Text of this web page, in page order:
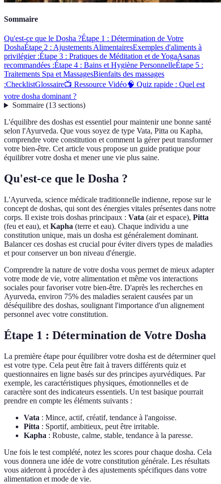
Sommaire
Qu'est-ce que le Dosha ?Étape 1 : Détermination de Votre
DoshaÉtape 2 : Ajustements AlimentairesExemples d'aliments à
privilégier :Étape 3 : Pratiques de Méditation et de YogaAsanas
recommandées :Étape 4 : Bains et Hygiène PersonnelleÉtape 5 :
Traitements Spa et MassagesBienfaits des massages
:ChecklistGlossaire📺 Ressource Vidéo🧠 Quiz rapide : Quel est
votre dosha dominant ?
Sommaire(13 sections)
L'équilibre des doshas est essentiel pour maintenir une bonne santé
selon l'Ayurveda. Que vous soyez de type Vata, Pitta ou Kapha,
comprendre votre constitution et comment la gérer peut transformer
votre bien-être. Cet article vous propose un guide pratique pour
équilibrer votre dosha et mener une vie plus saine.
Qu'est-ce que le Dosha ?
L'Ayurveda, science médicale traditionnelle indienne, repose sur le
concept de doshas, qui sont des énergies vitales présentes dans notre
corps. Il existe trois doshas principaux : Vata (air et espace), Pitta
(feu et eau), et Kapha (terre et eau). Chaque individu a une
constitution unique, mais un dosha est généralement dominant.
Balancer ces doshas est crucial pour éviter divers types de maladies
et pour conserver un bon niveau d'énergie.
Comprendre la nature de votre dosha vous permet de mieux adapter
votre mode de vie, votre alimentation et même vos interactions
sociales pour favoriser votre bien-être. D'après les recherches en
Ayurveda, environ 75% des maladies seraient causées par un
déséquilibre des doshas, soulignant l'importance d'un alignement
personnel avec votre constitution.
Étape 1 : Détermination de Votre Dosha
La première étape pour équilibrer votre dosha est de déterminer quel
est votre type. Cela peut être fait à travers différents quiz et
questionnaires en ligne basés sur des principes ayurvédiques. Par
exemple, les caractéristiques physiques, émotionnelles et de
caractère sont des indicateurs essentiels. Un test basique pourrait
prendre en compte les éléments suivants :
Vata : Mince, actif, créatif, tendance à l'angoisse.
Pitta : Sportif, ambitieux, peut être irritable.
Kapha : Robuste, calme, stable, tendance à la paresse.
Une fois le test complété, notez les scores pour chaque dosha. Cela
vous donnera une idée de votre constitution générale. Les résultats
vous aideront à procéder à des ajustements spécifiques dans votre
alimentation et mode de vie.